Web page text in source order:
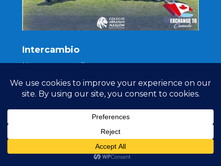
Intercambio
Nuestros estudiantes comenzan una nueva
aventura en Canadá, listos para aprender de
un país multicultural. Una experiencia de